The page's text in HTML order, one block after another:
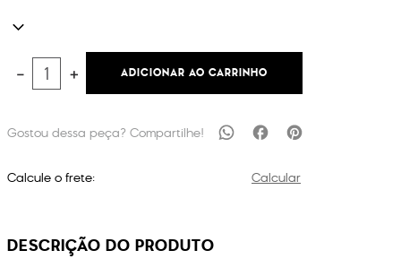
＋
－ ADICIONAR AO CARRINHO
Calcule o frete: Calcular
DESCRIÇÃO DO PRODUTO